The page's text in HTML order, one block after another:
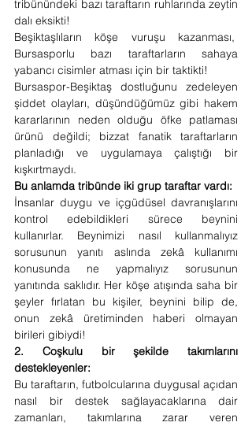
tribünündeki bazı taraftarın ruhlarında zeytin
dalı eksikti!
Beşiktaşlıların köşe vuruşu kazanması,
Bursasporlu bazı taraftarların sahaya
yabancı cisimler atması için bir taktikti!
Bursaspor-Beşiktaş dostluğunu zedeleyen
şiddet olayları, düşündüğümüz gibi hakem
kararlarının neden olduğu öfke patlaması
ürünü değildi; bizzat fanatik taraftarların
planladığı ve uygulamaya çalıştığı bir
kışkırtmaydı.
Bu anlamda tribünde iki grup taraftar vardı:
İnsanlar duygu ve içgüdüsel davranışlarını
kontrol edebildikleri sürece beynini
kullanırlar. Beynimizi nasıl kullanmalıyız
sorusunun yanıtı aslında zekâ kullanımı
konusunda ne yapmalıyız sorusunun
yanıtında saklıdır. Her köşe atışında saha bir
şeyler fırlatan bu kişiler, beynini bilip de,
onun zekâ üretiminden haberi olmayan
birileri gibiydi!
2. Coşkulu bir şekilde takımlarını
destekleyenler:
Bu taraftarın, futbolcularına duygusal açıdan
nasıl bir destek sağlayacaklarına dair
zamanları, takımlarına zarar veren